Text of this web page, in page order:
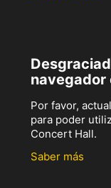
navegador
Por favor,
para poder
Concert Hall.
Saber más